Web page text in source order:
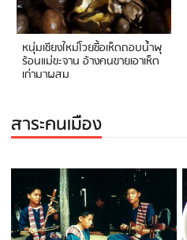
หนุ่มเชียงใหม่โวยซื้อเห็ดถอบน้ำพุ
ร้อนแม่ขะจาน อ้างคนขายเอาเห็ด
เก่ามาผสม
สาระคนเมือง